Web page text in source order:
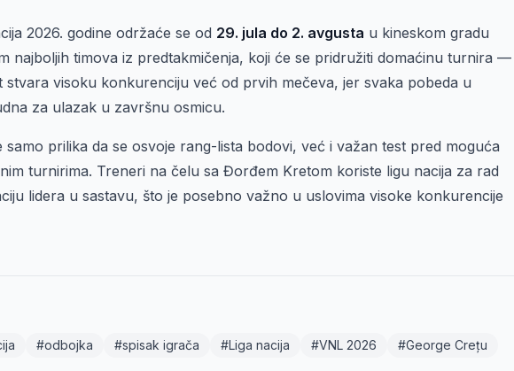
2026. godine održaće se od 29. jula do 2. avgusta u kineskom gradu
najboljih timova iz predtakmičenja, koji će se pridružiti domaćinu turnira —
stvara visoku konkurenciju već od prvih mečeva, jer svaka pobeda u
za ulazak u završnu osmicu.
samo prilika da se osvoje rang-lista bodovi, već i važan test pred moguća
turnirima. Treneri na čelu sa Đorđem Kretom koriste ligu nacija za rad
lidera u sastavu, što je posebno važno u uslovima visoke konkurencije
#odbojka #spisak igrača #Liga nacija #VNL 2026 #George Crețu